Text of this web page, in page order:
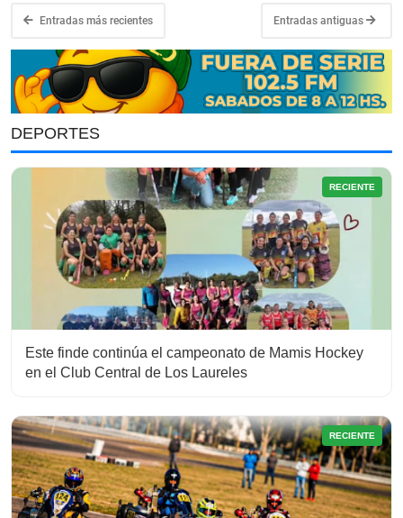
Entradas más recientes Entradas antiguas
DEPORTES
RECIENTE
Este finde continúa el campeonato de Mamis Hockey
en el Club Central de Los Laureles
RECIENTE